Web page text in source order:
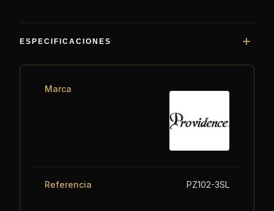
ESPECIFICACIONES
Marca
Referencia PZ102-3SL